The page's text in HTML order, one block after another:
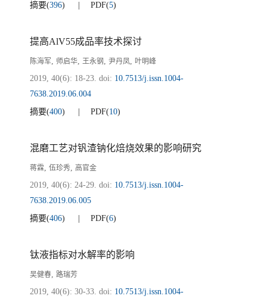
摘要(396) PDF(5)
提高AlV55成品率技术探讨
陈海军, 师启华, 王永钢 , 尹丹凤, 叶明峰
2019, 40(6): 18-23. doi: 10.7513/j.issn.1004-
7638.2019.06.004
摘要(400) PDF(10)
混磨工艺对钒渣钠化焙烧效果的影响研究
蒋霖, 伍珍秀, 高官金
2019, 40(6): 24-29. doi: 10.7513/j.issn.1004-
7638.2019.06.005
摘要(406) PDF(6)
钛液指标对水解率的影响
吴健春, 路瑞芳
2019, 40(6): 30-33. doi: 10.7513/j.issn.1004-